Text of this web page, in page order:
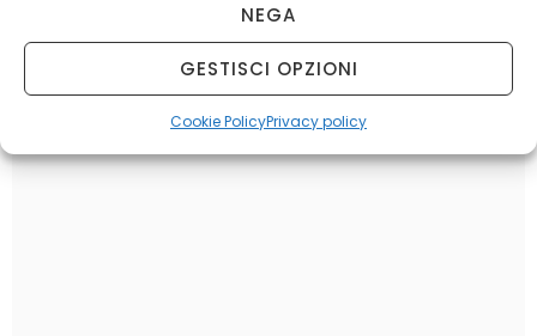
NEGA
GESTISCI OPZIONI
Cookie PolicyPrivacy policy